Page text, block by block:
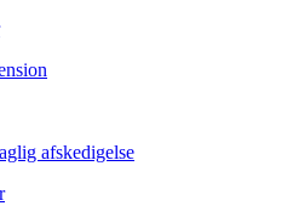
afskedigelse